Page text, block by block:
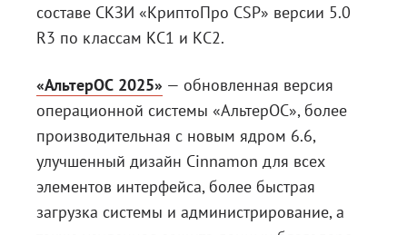
составе СКЗИ «КриптоПро CSP» версии 5.0
R3 по классам КС1 и КС2.
«АльтерОС 2025» — обновленная версия
операционной системы «АльтерОС», более
производительная с новым ядром 6.6,
улучшенный дизайн Cinnamon для всех
элементов интерфейса, более быстрая
загрузка системы и администрирование, а